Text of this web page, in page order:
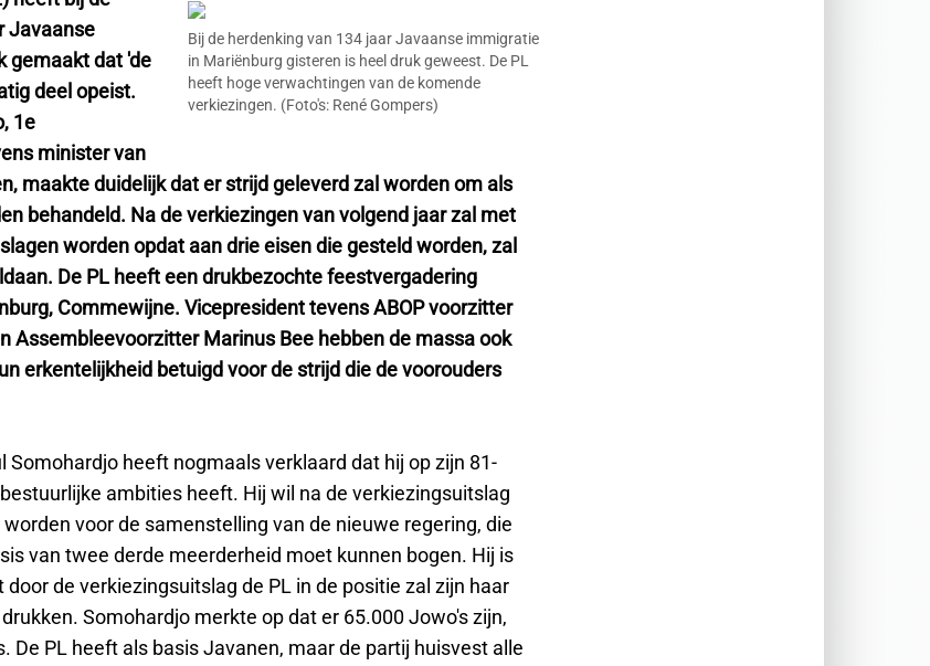
Bij de herdenking van 134 jaar Javaanse immigratie
in Mariënburg gisteren is heel druk geweest. De PL
heeft hoge verwachtingen van de komende
verkiezingen. (Foto's: René Gompers)
Javaanse
gemaakt dat 'de
deel opeist.
1e
minister van
maakte duidelijk dat er strijd geleverd zal worden om als
behandeld. Na de verkiezingen van volgend jaar zal met
worden opdat aan drie eisen die gesteld worden, zal
De PL heeft een drukbezochte feestvergadering
Commewijne. Vicepresident tevens ABOP voorzitter
Assembleevoorzitter Marinus Bee hebben de massa ook
erkentelijkheid betuigd voor de strijd die de voorouders
Somohardjo heeft nogmaals verklaard dat hij op zijn 81-
ambities heeft. Hij wil na de verkiezingsuitslag
voor de samenstelling van de nieuwe regering, die
van twee derde meerderheid moet kunnen bogen. Hij is
de verkiezingsuitslag de PL in de positie zal zijn haar
Somohardjo merkte op dat er 65.000 Jowo's zijn,
De PL heeft als basis Javanen, maar de partij huisvest alle